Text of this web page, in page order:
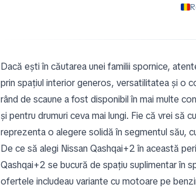
Dacă ești în căutarea unei familii spornice,
prin spațiul interior generos, versatilitatea și o
rând de scaune a fost disponibil în mai multe
și pentru drumuri ceva mai lungi. Fie că vrei să
reprezenta o alegere solidă în segmentul său,
De ce să alegi Nissan Qashqai+2 în această
Qashqai+2 se bucură de spațiu suplimentar în
ofertele includeau variante cu motoare pe